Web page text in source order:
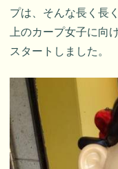
プは、そんな長く長
上のカープ女子に向
スタートしました。